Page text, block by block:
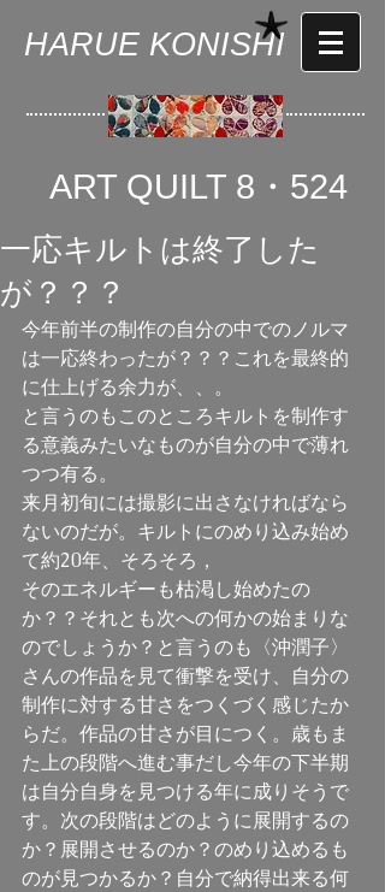
HARUE KONISHI
ART QUILT 8・524
一応キルトは終了した
が？？？
今年前半の制作の自分の中でのノルマ
は一応終わったが？？？これを最終的
に仕上げる余力が、、。
と言うのもこのところキルトを制作す
る意義みたいなものが自分の中で薄れ
つつ有る。
来月初旬には撮影に出さなければなら
ないのだが。キルトにのめり込み始め
て約20年、そろそろ，
そのエネルギーも枯渇し始めたの
か？？それとも次への何かの始まりな
のでしょうか？と言うのも〈沖潤子〉
さんの作品を見て衝撃を受け、自分の
制作に対する甘さをつくづく感じたか
らだ。作品の甘さが目につく。歳もま
た上の段階へ進む事だし今年の下半期
は自分自身を見つける年に成りそうで
す。次の段階はどのように展開するの
か？展開させるのか？のめり込めるも
のが見つかるか？自分で納得出来る何